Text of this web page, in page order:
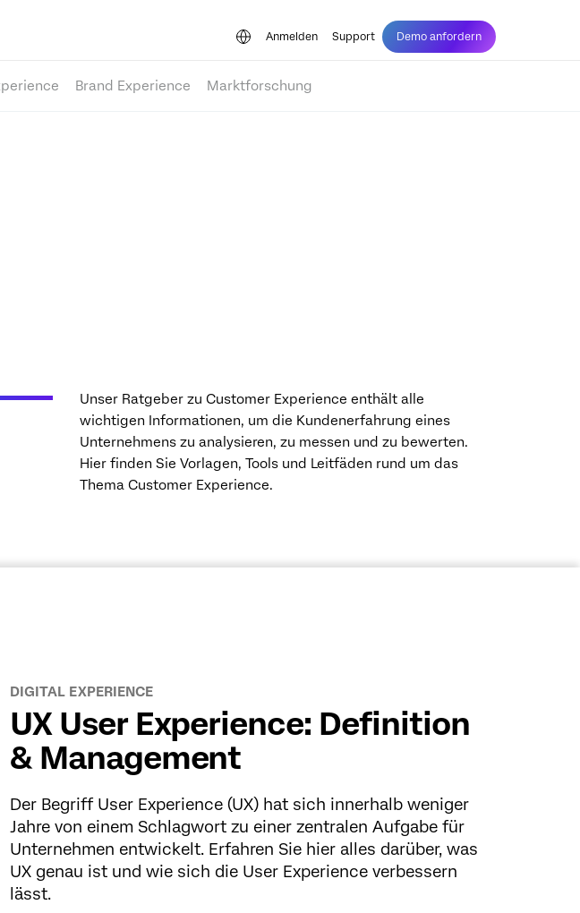
Anmelden Support Demo anfordern
Brand Experience Marktforschung
Unser Ratgeber zu Customer Experience enthält alle
wichtigen Informationen, um die Kundenerfahrung eines
Unternehmens zu analysieren, zu messen und zu bewerten.
Hier finden Sie Vorlagen, Tools und Leitfäden rund um das
Thema Customer Experience.
DIGITAL EXPERIENCE
UX User Experience: Definition
& Management
Der Begriff User Experience (UX) hat sich innerhalb weniger
Jahre von einem Schlagwort zu einer zentralen Aufgabe für
Unternehmen entwickelt. Erfahren Sie hier alles darüber, was
UX genau ist und wie sich die User Experience verbessern
lässt.